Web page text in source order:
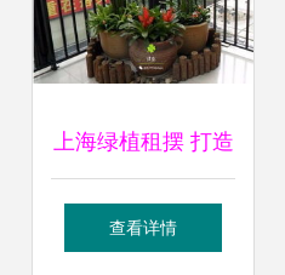
上海绿植租摆 打造
城市中的自然绿洲
查看详情